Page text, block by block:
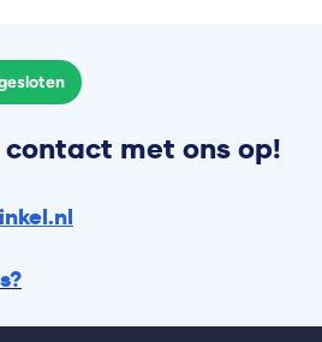
contact met ons op!